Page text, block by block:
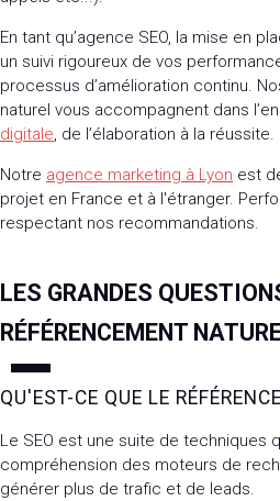
En tant qu’agence SEO, la mise en
un suivi rigoureux de vos
processus d’amélioration continu.
naturel vous accompagnent dans
digitale, de l’élaboration à la réussite.
Notre agence marketing à Lyon est
projet en France et à l'étranger.
respectant nos recommandations.
LES GRANDES
RÉFÉRENCEMENT
QU'EST-CE QUE LE
Le SEO est une suite de techniques
compréhension des moteurs de
générer plus de trafic et de leads.